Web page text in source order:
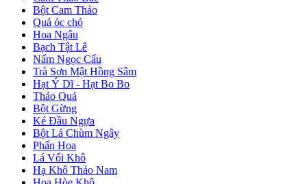
Bột Cam Thảo
Quả óc chó
Hoa Ngâu
Bạch Tật Lê
Nấm Ngọc Cẩu
Trà Sơn Mật Hồng Sâm
Hạt Ý Dĩ - Hạt Bo Bo
Thảo Quả
Bột Gừng
Ké Đầu Ngựa
Bột Lá Chùm Ngây
Phấn Hoa
Lá Vối Khô
Hạ Khô Thảo Nam